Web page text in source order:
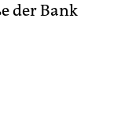
der Bank